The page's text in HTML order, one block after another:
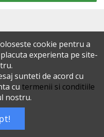
cookie pentru a
experienta pe site-
sunteti de acord cu
cu termenii si conditiile
nostru.